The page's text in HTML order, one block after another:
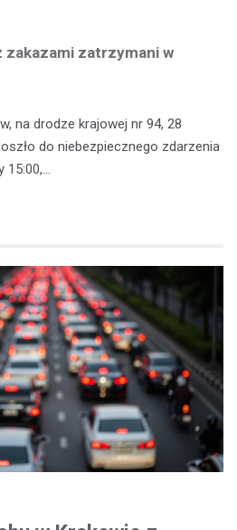
zatrzymani w
na drodze krajowej nr 94, 28
do niebezpiecznego zdarzenia
15:00,…